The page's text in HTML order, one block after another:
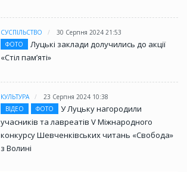
СУСПІЛЬСТВО
30 Серпня 2024 21:53
ФОТО
Луцькі заклади долучились до акції
«Стіл памʼяті»
КУЛЬТУРА
23 Серпня 2024 10:38
ВІДЕО
ФОТО
У Луцьку нагородили
учасників та лавреатів V Міжнародного
конкурсу Шевченківських читань «Свобода»
з Волині